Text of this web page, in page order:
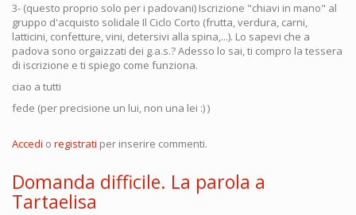
3- (questo proprio solo per i padovani) Iscrizione "chiavi in mano" al
gruppo d'acquisto solidale Il Ciclo Corto (frutta, verdura, carni,
latticini, confetture, vini, detersivi alla spina,...). Lo sapevi che a
padova sono orgaizzati dei g.a.s.? Adesso lo sai, ti compro la tessera
di iscrizione e ti spiego come funziona.
ciao a tutti
fede (per precisione un lui, non una lei :) )
Accedi o registrati per inserire commenti.
Domanda difficile. La parola a
Tartaelisa